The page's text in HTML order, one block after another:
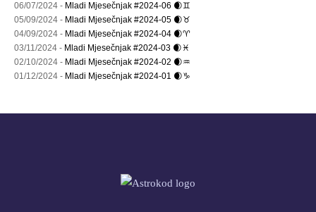
06/07/2024 - Mladi Mjesečnjak #2024-06 🌒♊
05/09/2024 - Mladi Mjesečnjak #2024-05 🌒♉
04/09/2024 - Mladi Mjesečnjak #2024-04 🌒♈
03/11/2024 - Mladi Mjesečnjak #2024-03 🌒♓
02/10/2024 - Mladi Mjesečnjak #2024-02 🌒♒
01/12/2024 - Mladi Mjesečnjak #2024-01 🌒♑